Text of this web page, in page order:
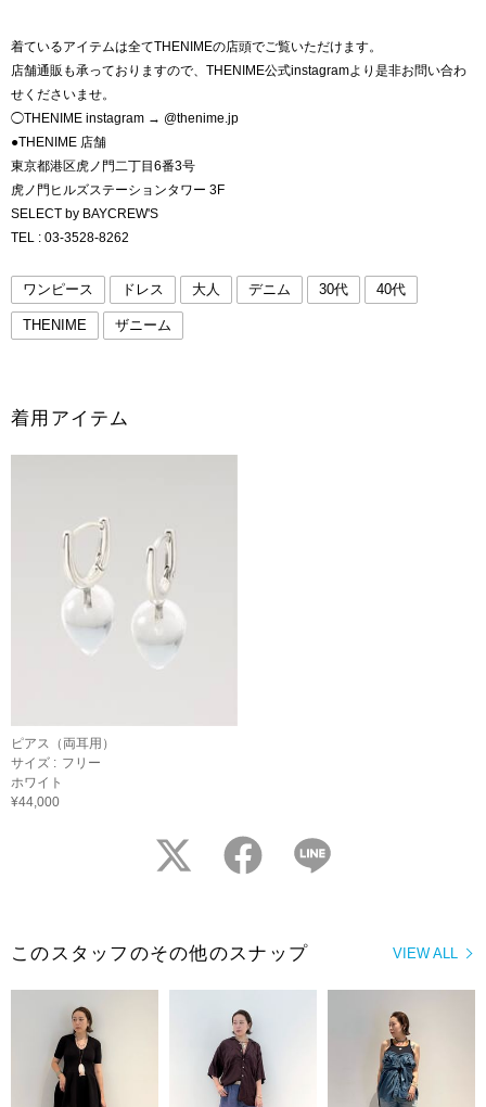
着ているアイテムは全てTHENIMEの店頭でご覧いただけます。
店舗通販も承っておりますので、THENIME公式instagramより是非お問い合わ
せくださいませ。
◯THENIME instagram → @thenime.jp
●THENIME 店舗
東京都港区虎ノ門二丁目6番3号
虎ノ門ヒルズステーションタワー 3F
SELECT by BAYCREW'S
TEL : 03-3528-8262
ワンピース ドレス 大人 デニム 30代 40代
THENIME ザニーム
着用アイテム
ピアス（両耳用）
サイズ : フリー
ホワイト
¥44,000
twitter facebook
VIEW ALL
このスタッフのその他のスナップ